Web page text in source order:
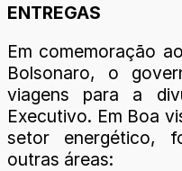
ENTREGAS
Em comemoração
Bolsonaro, o
viagens para a
Executivo. Em Boa
setor energético,
outras áreas: